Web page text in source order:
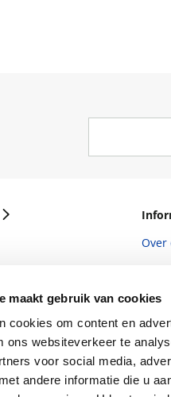
maakt gebruik van cookies
cookies om content en
ons websiteverkeer te
voor social media,
andere informatie die u
Over